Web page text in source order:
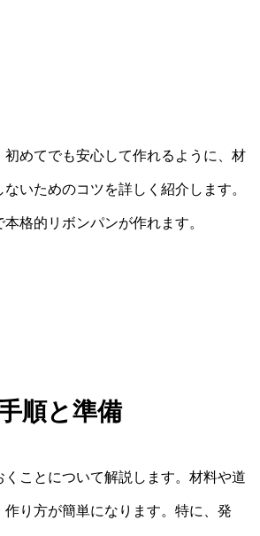
めてでも安心して作れるように、材
いためのコツを詳しく紹介します。
格的リボンパンが作れます。
順と準備
ことについて解説します。材料や道
り方が簡単になります。特に、発